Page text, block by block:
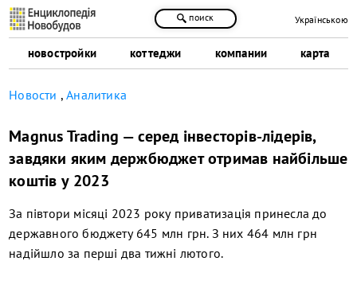
новостройки коттеджи компании карта
поиск Українською
Новости ,Аналитика
Magnus Trading — серед інвесторів-лідерів,
завдяки яким держбюджет отримав найбільше
коштів у 2023
За півтори місяці 2023 року приватизація принесла до
державного бюджету 645 млн грн. З них 464 млн грн
надійшло за перші два тижні лютого.